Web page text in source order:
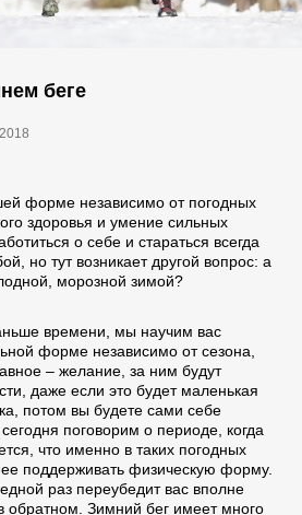
беге
форме независимо от погодных
здоровья и умение сильных
о себе и стараться всегда
но тут возникает другой вопрос: а
морозной зимой?
времени, мы научим вас
форме независимо от сезона,
– желание, за ним будут
даже если это будет маленькая
потом вы будете сами себе
поговорим о периоде, когда
что именно в таких погодных
поддерживать физическую форму.
раз переубедит вас вполне
Зимний бег имеет много